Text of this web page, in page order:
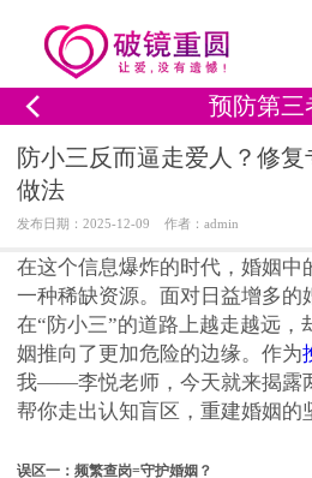
预防第三
防小三反而逼走爱人？修
做法
发布日期：2025-12-09 作者：admin
在这个信息爆炸的时代，婚姻中
一种稀缺资源。面对日益增多的
在“防小三”的道路上越走越远，
姻推向了更加危险的边缘。作为
我——李悦老师，今天就来揭露
帮你走出认知盲区，重建婚姻的
误区一：频繁查岗=守护婚姻？